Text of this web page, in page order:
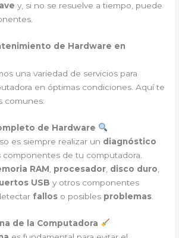
y, si no se resuelve a tiempo, puede
de Hardware en
una variedad de servicios para
en óptimas condiciones. Aquí te
comunes:
de Hardware
es siempre realizar un diagnóstico
componentes de tu computadora.
RAM procesador disco duro
USB y otros componentes
fallos o posibles problemas
de la Computadora